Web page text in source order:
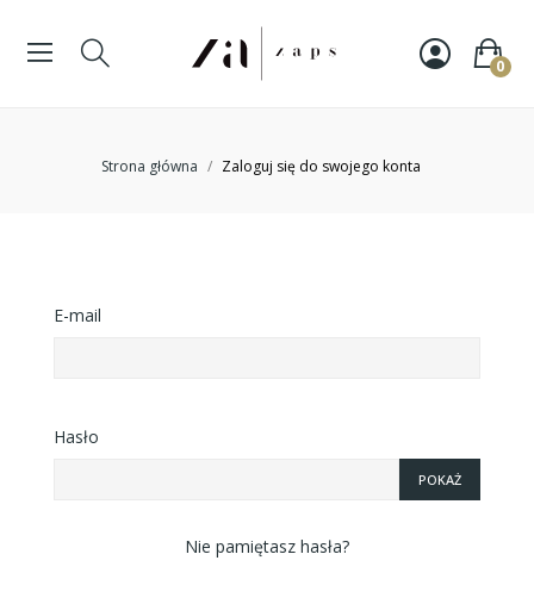
0
Strona główna Zaloguj się do swojego konta
E-mail
Hasło
POKAŻ
Nie pamiętasz hasła?